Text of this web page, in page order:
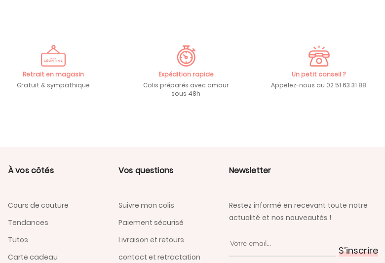
Retrait en magasin
Gratuit & sympathique
Expédition rapide
Colis préparés avec amour
sous 48h
Un petit conseil ?
Appelez-nous au 02 51 63 31 88
À vos côtés
Cours de couture
Tendances
Tutos
Carte cadeau
Vos questions
Suivre mon colis
Paiement sécurisé
Livraison et retours
contact et retractation
Newsletter
Restez informé en recevant toute notre
actualité et nos nouveautés !
S’inscrire